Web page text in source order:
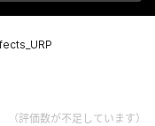
（評価数が不足しています）